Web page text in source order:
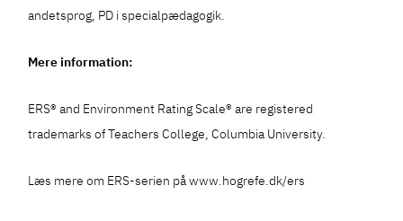
andetsprog, PD i specialpædagogik.
Mere information:
ERS® and Environment Rating Scale® are registered
trademarks of Teachers College, Columbia University.
Læs mere om ERS-serien på www.hogrefe.dk/ers